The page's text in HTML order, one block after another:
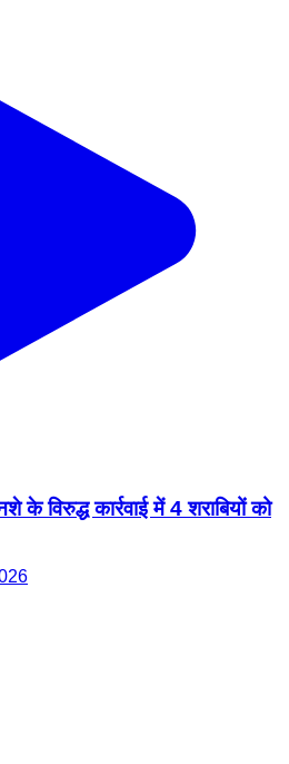
के विरुद्ध कार्रवाई में 4 शराबियों को